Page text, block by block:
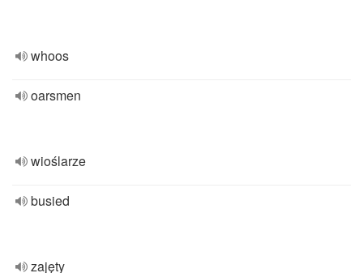
whoos
oarsmen
wioślarze
busied
zajęty